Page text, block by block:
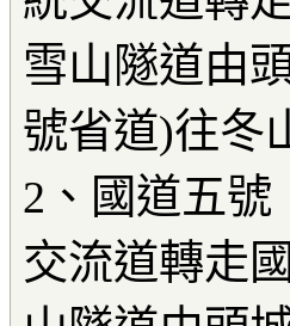
雪山隧道由
號省道)往冬
2、國道五
交流道轉走